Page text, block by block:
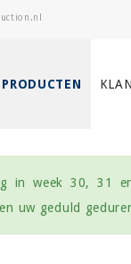
PRODUCTEN
in week 30, 31
uw geduld